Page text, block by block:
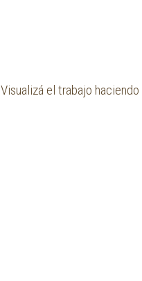
Visualizá el trabajo haciendo